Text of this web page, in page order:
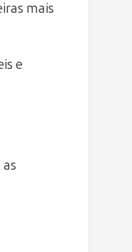
mais
e